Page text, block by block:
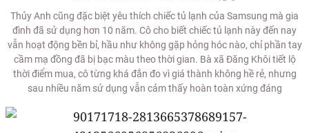
Thủy Anh cũng đặc biệt yêu thích chiếc tủ lạnh của Samsung mà gia
đình đã sử dụng hơn 10 năm. Cô cho biết chiếc tủ lạnh này đến nay
vẫn hoạt động bền bỉ, hầu như không gặp hỏng hóc nào, chỉ phần tay
cầm mạ đồng đã bị bạc màu theo thời gian. Bà xã Đăng Khôi tiết lộ
thời điểm mua, cô từng khá đắn đo vì giá thành không hề rẻ, nhưng
sau nhiều năm sử dụng vẫn cảm thấy hoàn toàn xứng đáng